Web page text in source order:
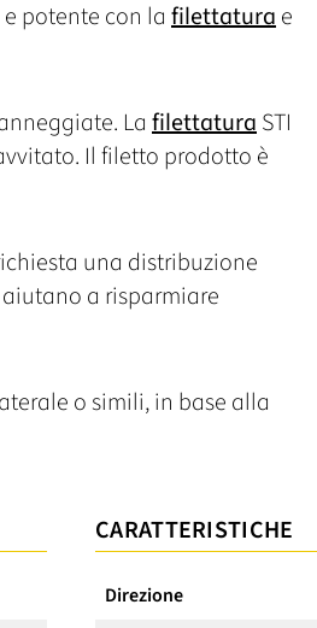
potente con la filettaturae
La filettaturaSTI
Il filetto prodotto è
una distribuzione
a risparmiare
o simili, in base alla
CARATTERISTICHE
Direzione